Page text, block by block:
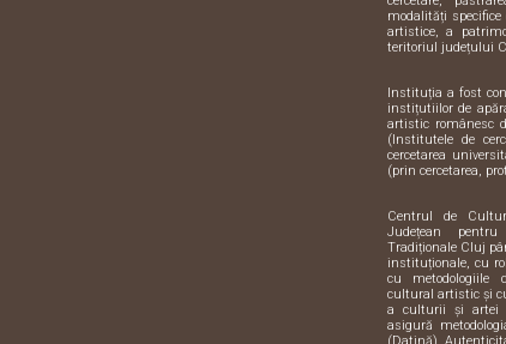
modalități
artistice, a
teritoriul județului
Instituția a fost
instițutiilor de
artistic românesc
(Institutele de
cercetarea
(prin cercetarea,
Centrul de
Județean
Tradiționale Cluj
instituționale, cu
cu metodologiile
cultural artistic și
a culturii și artei
asigură